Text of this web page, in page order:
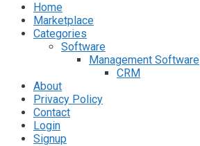
Home
Marketplace
Categories
Software
Management Software
CRM
About
Privacy Policy
Contact
Login
Signup